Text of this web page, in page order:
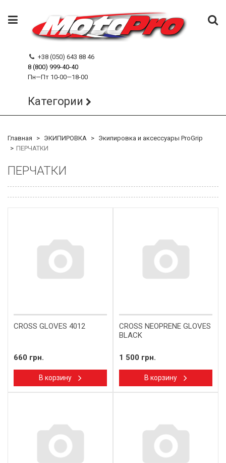
+38 (050) 643 88 46
8 (800) 999-40-40
Пн—Пт 10-00—18-00
Категории
Главная ЭКИПИРОВКА
Экипировка и аксессуары ProGrip
ПЕРЧАТКИ
ПЕРЧАТКИ
CROSS GLOVES 4012
660 грн.
В корзину
CROSS NEOPRENE GLOVES
BLACK
1 500 грн.
В корзину